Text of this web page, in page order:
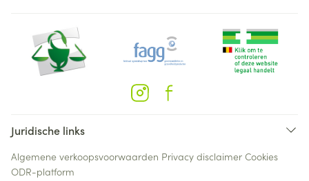
Juridische links
Algemene verkoopsvoorwaarden Privacy disclaimer Cookies
ODR-platform